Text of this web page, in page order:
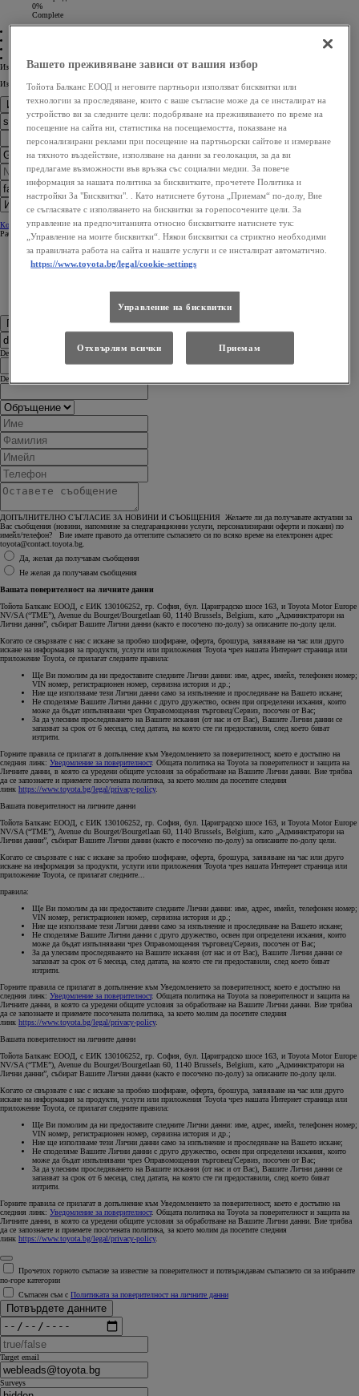
0%
Complete
Изберете модел
Изберете двигател
Изберете търговец
Контакти на представителството на ToyotaКонтакти на представителството на Toyota
Работно време
Попълнете вашите данни
Dealer Language
Dealer Country
ДОПЪЛНИТЕЛНО СЪГЛАСИЕ ЗА НОВИНИ И СЪОБЩЕНИЯ Желаете ли да получавате актуални за
Вас съобщения (новини, напомняне за следгаранционни услуги, персонализирани оферти и покани) по
имейл/телефон? Вие имате правото да оттеглите съгласието си по всяко време на електронен адрес
toyota@contact.toyota.bg.
Да, желая да получавам съобщения
Не желая да получавам съобщения
Вашата поверителност на личните данни
Тойота Балканс ЕООД, с ЕИК 130106252, гр. София, бул. Цариградско шосе 163, и Toyota Motor Europe
NV/SA (“TME”), Avenue du Bourget/Bourgetlaan 60, 1140 Brussels, Belgium, като „Администратори на
Лични данни”, събират Вашите Лични данни (както е посочено по-долу) за описаните по-долу цели.
Когато се свързвате с нас с искане за пробно шофиране, оферта, брошура, заявяване на час или друго
искане на информация за продукти, услуги или приложения Toyota чрез нашата Интернет страница или
приложение Toyota, се прилагат следните правила:
Ще Ви помолим да ни предоставите следните Лични данни: име, адрес, имейл, телефонен номер;
VIN номер, регистрационен номер, сервизна история и др.;
Ние ще използваме тези Лични данни само за изпълнение и проследяване на Вашето искане;
Не споделяме Вашите Лични данни с друго дружество, освен при определени искания, които
може да бъдат изпълнявани чрез Оправомощения търговец/Сервиз, посочен от Вас;
За да улесним проследяването на Вашите искания (от нас и от Вас), Вашите Лични данни се
запазват за срок от 6 месеца, след датата, на която сте ги предоставили, след което биват
изтрити.
Горните правила се прилагат в допълнение към Уведомлението за поверителност, което е достъпно на
следния линк: Уведомление за поверителност. Общата политика на Toyota за поверителност и защита на
Личните данни, в която са уредени общите условия за обработване на Вашите Лични данни. Вие трябва
да се запознаете и приемете посочената политика, за което молим да посетите следния
линк https://www.toyota.bg/legal/privacy-policy.
Вашата поверителност на личните данни
Тойота Балканс ЕООД, с ЕИК 130106252, гр. София, бул. Цариградско шосе 163, и Toyota Motor Europe
NV/SA (“TME”), Avenue du Bourget/Bourgetlaan 60, 1140 Brussels, Belgium, като „Администратори на
Лични данни”, събират Вашите Лични данни (както е посочено по-долу) за описаните по-долу цели.
Когато се свързвате с нас с искане за пробно шофиране, оферта, брошура, заявяване на час или друго
искане на информация за продукти, услуги или приложения Toyota чрез нашата Интернет страница или
приложение Toyota, се прилагат следните...
правила:
Ще Ви помолим да ни предоставите следните Лични данни: име, адрес, имейл, телефонен номер;
VIN номер, регистрационен номер, сервизна история и др.;
Ние ще използваме тези Лични данни само за изпълнение и проследяване на Вашето искане;
Не споделяме Вашите Лични данни с друго дружество, освен при определени искания, които
може да бъдат изпълнявани чрез Оправомощения търговец/Сервиз, посочен от Вас;
За да улесним проследяването на Вашите искания (от нас и от Вас), Вашите Лични данни се
запазват за срок от 6 месеца, след датата, на която сте ги предоставили, след което биват
изтрити.
Горните правила се прилагат в допълнение към Уведомлението за поверителност, което е достъпно на
следния линк: Уведомление за поверителност. Общата политика на Toyota за поверителност и защита на
Личните данни, в която са уредени общите условия за обработване на Вашите Лични данни. Вие трябва
да се запознаете и приемете посочената политика, за което молим да посетите следния
линк https://www.toyota.bg/legal/privacy-policy.
Вашата поверителност на личните данни
Тойота Балканс ЕООД, с ЕИК 130106252, гр. София, бул. Цариградско шосе 163, и Toyota Motor Europe
NV/SA (“TME”), Avenue du Bourget/Bourgetlaan 60, 1140 Brussels, Belgium, като „Администратори на
Лични данни”, събират Вашите Лични данни (както е посочено по-долу) за описаните по-долу цели.
Когато се свързвате с нас с искане за пробно шофиране, оферта, брошура, заявяване на час или друго
искане на информация за продукти, услуги или приложения Toyota чрез нашата Интернет страница или
приложение Toyota, се прилагат следните правила:
Ще Ви помолим да ни предоставите следните Лични данни: име, адрес, имейл, телефонен номер;
VIN номер, регистрационен номер, сервизна история и др.;
Ние ще използваме тези Лични данни само за изпълнение и проследяване на Вашето искане;
Не споделяме Вашите Лични данни с друго дружество, освен при определени искания, които
може да бъдат изпълнявани чрез Оправомощения търговец/Сервиз, посочен от Вас;
За да улесним проследяването на Вашите искания (от нас и от Вас), Вашите Лични данни се
запазват за срок от 6 месеца, след датата, на която сте ги предоставили, след което биват
изтрити.
Горните правила се прилагат в допълнение към Уведомлението за поверителност, което е достъпно на
следния линк: Уведомление за поверителност. Общата политика на Toyota за поверителност и защита на
Личните данни, в която са уредени общите условия за обработване на Вашите Лични данни. Вие трябва
да се запознаете и приемете посочената политика, за което молим да посетите следния
линк https://www.toyota.bg/legal/privacy-policy.
Прочетох горното съгласие за известие за поверителност и потвърждавам съгласието си за избраните
по-горе категории
Съгласен съм с Политиката за поверителност на личните данни
Потвърдете данните
Target email
Surveys
Вашето преживяване зависи от вашия избор
Тойота Балканс ЕООД и неговите партньори използват бисквитки или
технологии за проследяване, които с ваше съгласие може да се инсталират на
устройство ви за следните цели: подобряване на преживяването по време на
посещение на сайта ни, статистика на посещаемостта, показване на
персонализирани реклами при посещение на партньорски сайтове и измерване
на тяхното въздействие, използване на данни за геолокация, за да ви
предлагаме възможности във връзка със социални медии. За повече
информация за нашата политика за бисквитките, прочетете Политика и
настройки За "Бисквитки". . Като натиснете бутона „Приемам“ по-долу, Вие
се съгласявате с използването на бисквитки за горепосочените цели. За
управление на предпочитанията относно бисквитките натиснете тук:
„Управление на моите бисквитки“. Някои бисквитки са стриктно необходими
за правилната работа на сайта и нашите услуги и се инсталират автоматично.
https://www.toyota.bg/legal/cookie-settings
Управление на бисквитки
Отхвърлям всички Приемам